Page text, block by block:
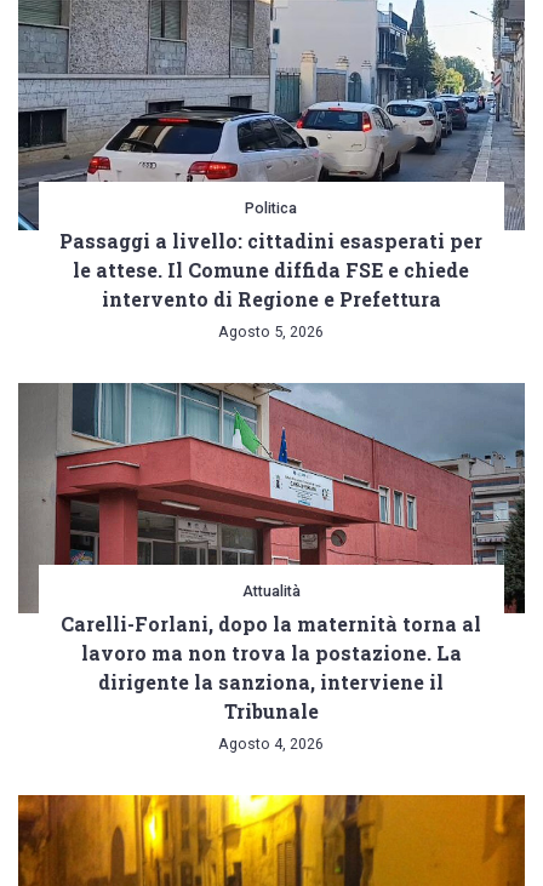
Politica
Passaggi a livello: cittadini esasperati per
le attese. Il Comune diffida FSE e chiede
intervento di Regione e Prefettura
Agosto 5, 2026
Attualità
Carelli-Forlani, dopo la maternità torna al
lavoro ma non trova la postazione. La
dirigente la sanziona, interviene il
Tribunale
Agosto 4, 2026